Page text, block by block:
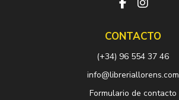
CONTACTO
(+34) 96 554 37 46
info@libreriallorens.com
Formulario de contacto